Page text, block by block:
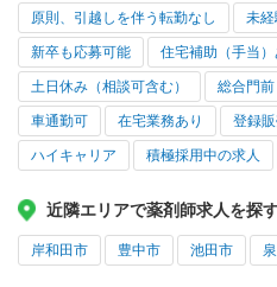
原則、引越しを伴う転勤なし 未
新卒も応募可能 住宅補助（手当）
土日休み（相談可含む） 総合門前
車通勤可 在宅業務あり 登録
ハイキャリア 積極採用中の求人
近隣エリアで薬剤師求人を探
岸和田市 豊中市 池田市